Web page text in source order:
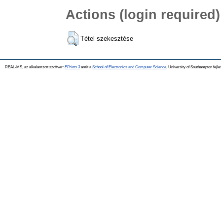
Actions (login required)
Tétel szekesztése
REAL-MS, az alkalamzott szoftver: EPrints 3amit a School of Electronics and Computer Science , University of Southampton